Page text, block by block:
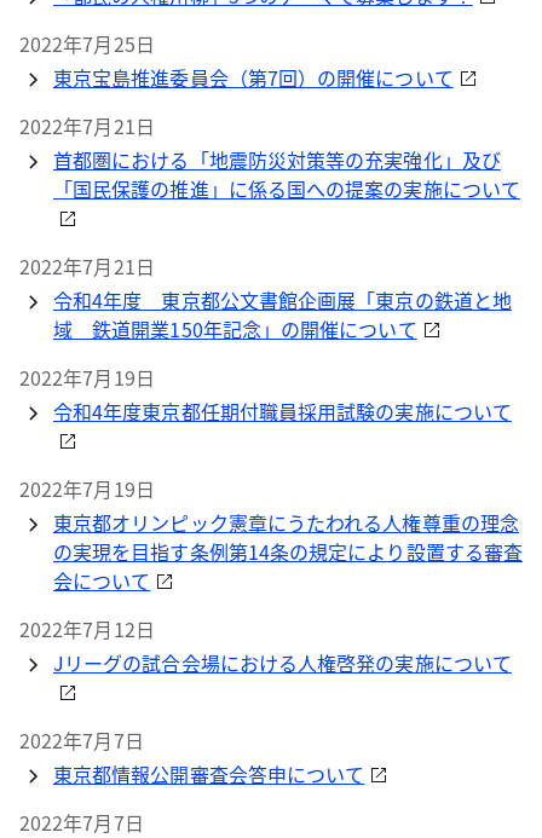
2022年7月25日
東京宝島推進委員会（第7回）の開催について
2022年7月21日
首都圏における「地震防災対策等の充実強化」及び
「国民保護の推進」に係る国への提案の実施について
2022年7月21日
令和4年度 東京都公文書館企画展「東京の鉄道と地
域 鉄道開業150年記念」の開催について
2022年7月19日
令和4年度東京都任期付職員採用試験の実施について
2022年7月19日
東京都オリンピック憲章にうたわれる人権尊重の理念
の実現を目指す条例第14条の規定により設置する審査
会について
2022年7月12日
Jリーグの試合会場における人権啓発の実施について
2022年7月7日
東京都情報公開審査会答申について
2022年7月7日